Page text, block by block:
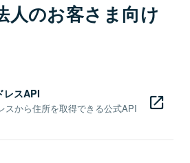
人のお客さま向け
レスAPI
スから住所を取得できる公式API